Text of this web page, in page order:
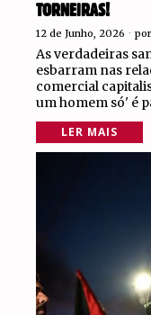
TORNEIRAS!
12 de Junho, 2026 por
As verdadeiras
esbarram nas
comercial
um homem só' é
LER MAIS